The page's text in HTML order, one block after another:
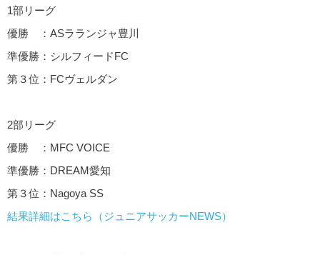
1部リーグ
優勝 ：ASラランジャ豊川
準優勝：シルフィードFC
第３位：FCヴェルダン
2部リーグ
優勝 ：MFC VOICE
準優勝：DREAM愛知
第３位：Nagoya SS
結果詳細はこちら（ジュニアサッカーNEWS）